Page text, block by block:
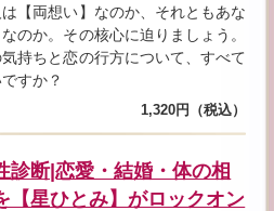
【両想い】なのか、それともあな
のか。その核心に迫りましょう。
持ちと恋の行方について、すべて
すか？
1,320円（税込）
診断|恋愛・結婚・体の相
【星ひとみ】がロックオン